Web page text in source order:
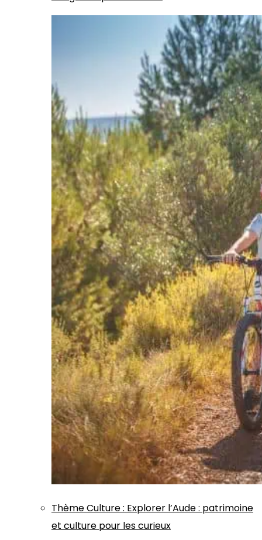
ThèmeCulture: Explorer l’Aude : patrimoine
et culture pour les curieux